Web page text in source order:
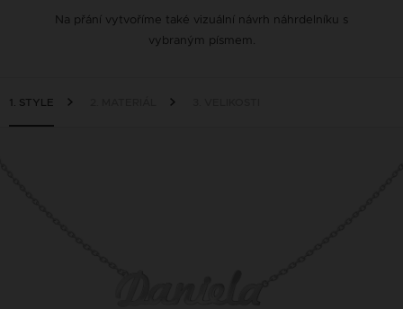
Na přání vytvoříme také vizuální návrh náhrdelníku s
vybraným písmem.
1. STYLE